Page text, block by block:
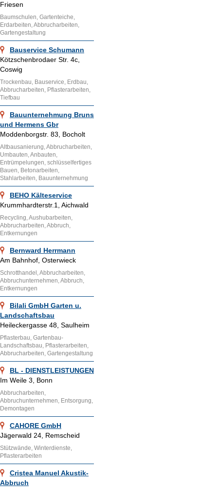
Friesen
Baumschulen, Gartenteiche,
Erdarbeiten, Abbrucharbeiten,
Gartengestaltung
Bauservice Schumann
Kötzschenbrodaer Str. 4c,
Coswig
Trockenbau, Bauservice, Erdbau,
Abbrucharbeiten, Pflasterarbeiten,
Tiefbau
Bauunternehmung Bruns
und Hermens Gbr
Moddenborgstr. 83, Bocholt
Altbausanierung, Abbrucharbeiten,
Umbauten, Anbauten,
Entrümpelungen, schlüsselfertiges
Bauen, Betonarbeiten,
Stahlarbeiten, Bauunternehmung
BEHO Kälteservice
Krummhardterstr.1, Aichwald
Recycling, Aushubarbeiten,
Abbrucharbeiten, Abbruch,
Entkernungen
Bernward Herrmann
Am Bahnhof, Osterwieck
Schrotthandel, Abbrucharbeiten,
Abbruchunternehmen, Abbruch,
Entkernungen
Bilali GmbH Garten u.
Landschaftsbau
Heileckergasse 48, Saulheim
Pflasterbau, Gartenbau-
Landschaftsbau, Pflasterarbeiten,
Abbrucharbeiten, Gartengestaltung
BL - DIENSTLEISTUNGEN
Im Weile 3, Bonn
Abbrucharbeiten,
Abbruchunternehmen, Entsorgung,
Demontagen
CAHORE GmbH
Jägerwald 24, Remscheid
Stützwände, Winterdienste,
Pflasterarbeiten
Cristea Manuel Akustik-
Abbruch